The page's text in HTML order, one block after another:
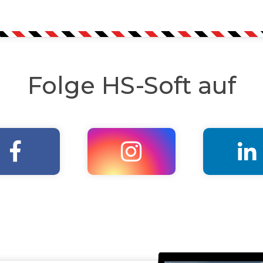
Folge HS-Soft auf
  